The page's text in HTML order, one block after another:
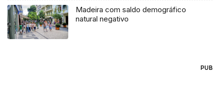
Madeira com saldo demográfico
natural negativo
PUB